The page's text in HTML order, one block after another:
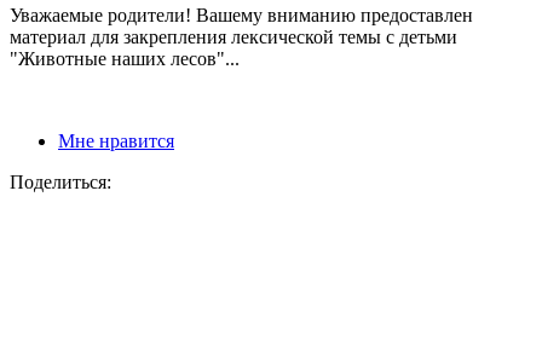
Уважаемые родители! Вашему вниманию предоставлен
материал для закрепления лексической темы с детьми
"Животные наших лесов"...
Мне нравится
Поделиться: